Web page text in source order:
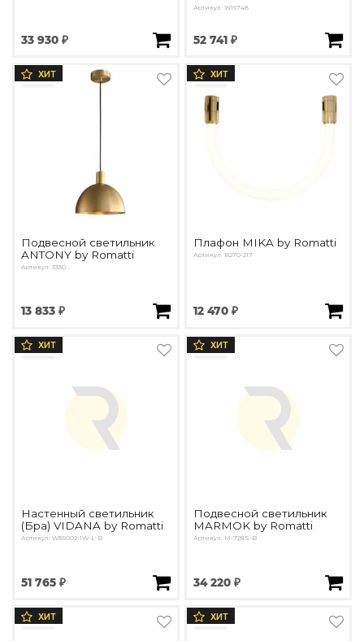
33 930 ₽
Артикул: W16748
52 741 ₽
ХИТ
Подвесной светильник
ANTONY by Romatti
Артикул: 3330
13 833 ₽
ХИТ
Плафон MIKA by Romatti
Артикул: B270-217
12 470 ₽
ХИТ
Настенный светильник
(Бра) VIDANA by Romatti
Артикул: W85002-1W-L-B
51 765 ₽
ХИТ
Подвесной светильник
MARMOK by Romatti
Артикул: M-728S-B
34 220 ₽
ХИТ ХИТ